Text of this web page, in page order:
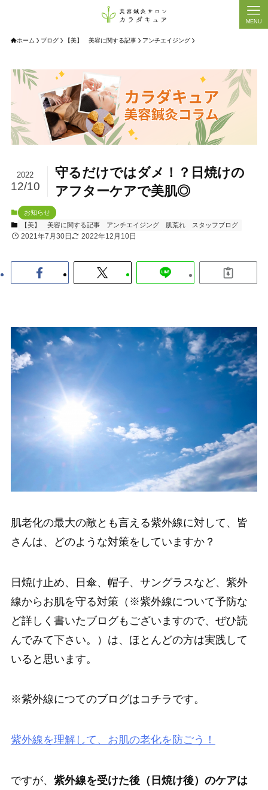
MENU
ホーム ブログ 【美】 美容に関する記事 アンチエイジング
守るだけではダメ！？日焼けの
アフターケアで美肌◎
2022
12/10
お知らせ
【美】 美容に関する記事
アンチエイジング 肌荒れ スタッフブログ
2021年7月30日 2022年12月10日
肌老化の最大の敵とも言える紫外線に対して、皆
さんは、どのような対策をしていますか？
日焼け止め、日傘、帽子、サングラスなど、紫外
線からお肌を守る対策（※紫外線について予防な
ど詳しく書いたブログもございますので、ぜひ読
んでみて下さい。）は、ほとんどの方は実践して
いると思います。
※紫外線につてのブログはコチラです。
紫外線を理解して、お肌の老化を防ごう！
ですが、 紫外線を受けた後（日焼け後）のケアは